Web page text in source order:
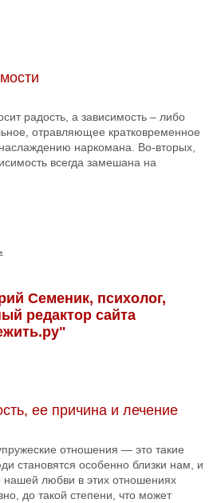
радость, а зависимость – либо
отравляющее кратковременное
наркомана. Во-вторых,
всегда замешана на
Семеник, психолог,
редактор сайта
ее причина и лечение
отношения — это такие
становятся особенно близки нам, и
нашей любви в этих отношениях
до такой степени, что может